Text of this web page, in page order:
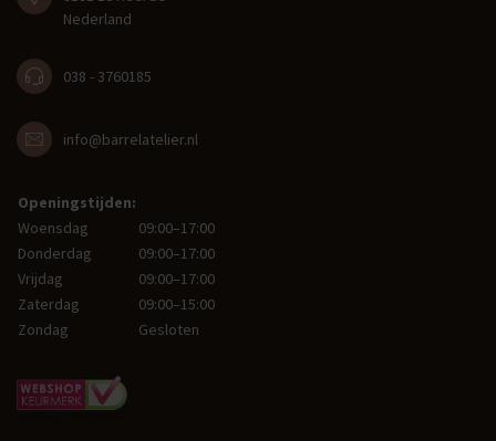
Nederland
038 - 3760185
info@barrelatelier.nl
Openingstijden:
Woensdag
09:00–17:00
Donderdag
09:00–17:00
Vrijdag
09:00–17:00
Zaterdag
09:00–15:00
Zondag
Gesloten